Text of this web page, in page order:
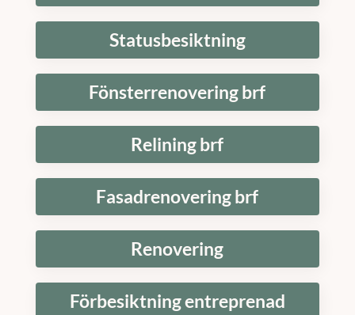
Statusbesiktning
Fönsterrenovering brf
Relining brf
Fasadrenovering brf
Renovering
Förbesiktning entreprenad